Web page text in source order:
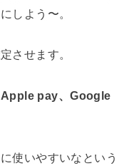
しよう〜。
させます。
Apple pay、Google
使いやすいなという